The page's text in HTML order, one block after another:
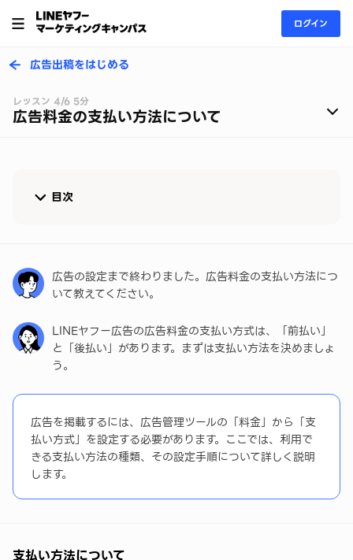
ログイン
広告出稿をはじめる
レッスン 4/6 5分
広告料金の支払い方法について
目次
支払い方式：後払い
広告管理ツールで支払い方式を設定する
まとめ
広告の設定まで終わりました。広告料金の支払い方法につ
いて教えてください。
LINEヤフー広告の広告料金の支払い方式は、「前払い」
と「後払い」があります。まずは支払い方法を決めましょ
う。
広告を掲載するには、広告管理ツールの「料金」から「支
払い方式」を設定する必要があります。ここでは、利用で
きる支払い方法の種類、その設定手順について詳しく説明
します。
支払い方法について